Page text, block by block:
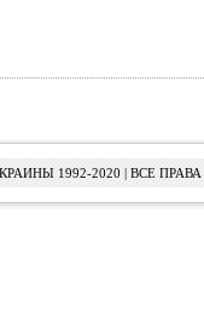
1992-2020 | ВСЕ